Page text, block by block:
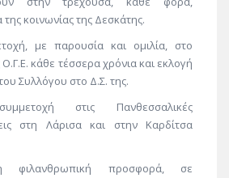
της κοινωνίας της Δεσκάτης.
με παρουσία και ομιλία, στο
κάθε τέσσερα χρόνια και εκλογή
Συλλόγου στο Δ.Σ. της.
στις Πανθεσσαλικές
στη Λάρισα και στην Καρδίτσα
φιλανθρωπική προσφορά, σε